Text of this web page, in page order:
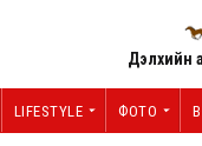
Дэлхийн
LIFESTYLE ФОТО